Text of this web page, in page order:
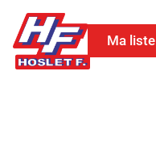
Ma liste